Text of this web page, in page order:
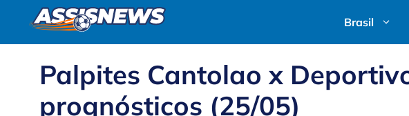
o
conteúdo
Brasil
Palpites Cantolao x
prognósticos (25/05)